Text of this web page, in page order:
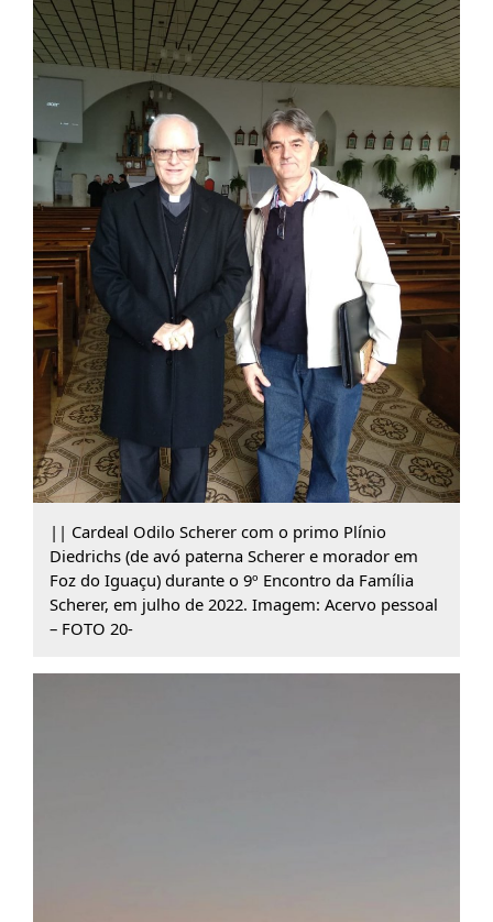
|| Cardeal Odilo Scherer com o primo Plínio
Diedrichs (de avó paterna Scherer e morador em
Foz do Iguaçu) durante o 9º Encontro da Família
Scherer, em julho de 2022. Imagem: Acervo pessoal
– FOTO 20-